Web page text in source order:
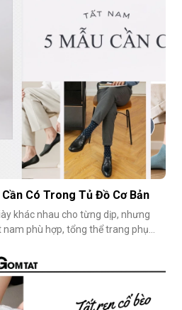
thấp, tất dễ bị tuột; nếu quá c
Có Trong Tủ Đồ Cơ Bản
khác nhau cho từng dịp, nhưng
phù hợp, tổng thể trang phục
định hình phong cách, nâng
gu thẩm mỹ cá nhân một cách